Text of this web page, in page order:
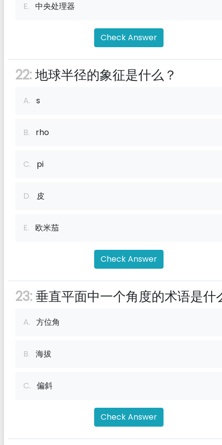
E. 中央处理器
Check Answer
22:地球半径的象征是什么？
A. s
B. rho
C. pi
D. 皮
E. 欧米茄
Check Answer
23:垂直平面中一个角度的术语是什
A. 方位角
B. 海拔
C. 偏斜
Check Answer